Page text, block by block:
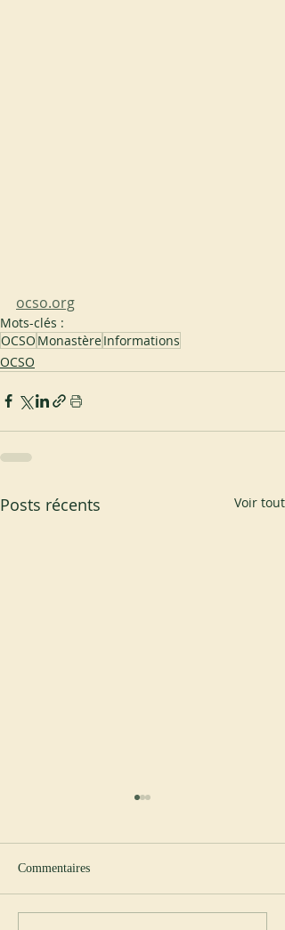
ocso.org
Mots-clés :
OCSO MonastèreInformations
OCSO
Posts récents Voir tout
Nouvel abbé à Spencer
Commentaires